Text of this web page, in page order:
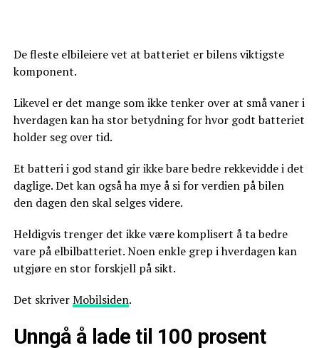
De fleste elbileiere vet at batteriet er bilens viktigste
komponent.
Likevel er det mange som ikke tenker over at små vaner i
hverdagen kan ha stor betydning for hvor godt batteriet
holder seg over tid.
Et batteri i god stand gir ikke bare bedre rekkevidde i det
daglige. Det kan også ha mye å si for verdien på bilen
den dagen den skal selges videre.
Heldigvis trenger det ikke være komplisert å ta bedre
vare på elbilbatteriet. Noen enkle grep i hverdagen kan
utgjøre en stor forskjell på sikt.
Det skriverMobilsiden.
Unngå å lade til 100 prosent